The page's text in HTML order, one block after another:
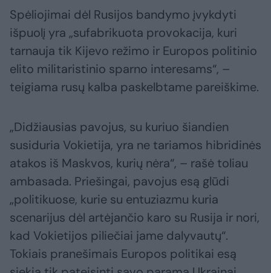
Spėliojimai dėl Rusijos bandymo įvykdyti
išpuolį yra „sufabrikuota provokacija, kuri
tarnauja tik Kijevo režimo ir Europos politinio
elito militaristinio sparno interesams“, –
teigiama rusų kalba paskelbtame pareiškime.
„Didžiausias pavojus, su kuriuo šiandien
susiduria Vokietija, yra ne tariamos hibridinės
atakos iš Maskvos, kurių nėra“, – rašė toliau
ambasada. Priešingai, pavojus esą glūdi
„politikuose, kurie su entuziazmu kuria
scenarijus dėl artėjančio karo su Rusija ir nori,
kad Vokietijos piliečiai jame dalyvautų“.
Tokiais pranešimais Europos politikai esą